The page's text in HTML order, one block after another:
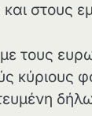
στους
τους
κύριους